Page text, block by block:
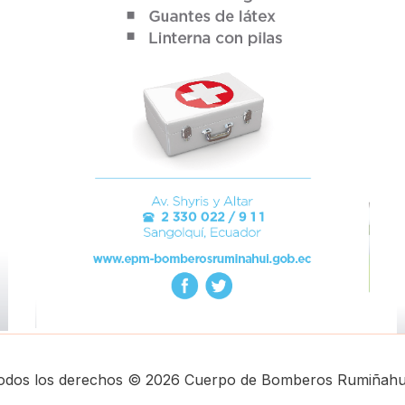
los derechos © 2026 Cuerpo de Bomberos